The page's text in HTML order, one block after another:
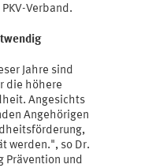
Verband.
Jahre sind
die höhere
Angesichts
Angehörigen
werden.", so Dr.
Prävention und